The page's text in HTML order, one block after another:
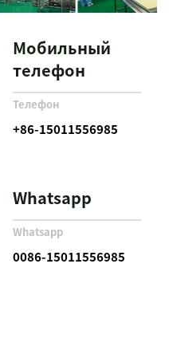
Мобильный
телефон
Телефон
+86-15011556985
Whatsapp
Whatsapp
0086-15011556985